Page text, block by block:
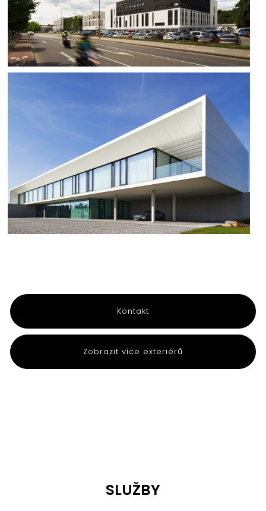
Kontakt
Zobrazit více exteriérů
SLUŽBY